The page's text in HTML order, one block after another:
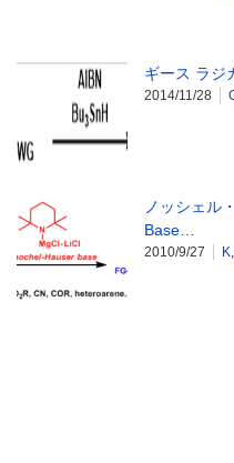
ギース ラジ
2014/11/28
ノッシェル
Base…
2010/9/27 K,